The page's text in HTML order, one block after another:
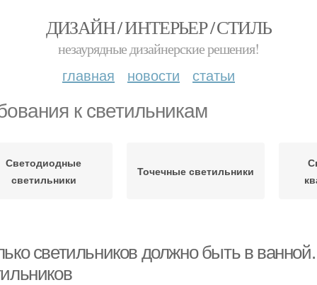
ДИЗАЙН / ИНТЕРЬЕР / СТИЛЬ
незаурядные дизайнерские решения!
главная новости статьи
к светильникам
Светодиодные
светильники
Точечные светильники
светильников должно быть в